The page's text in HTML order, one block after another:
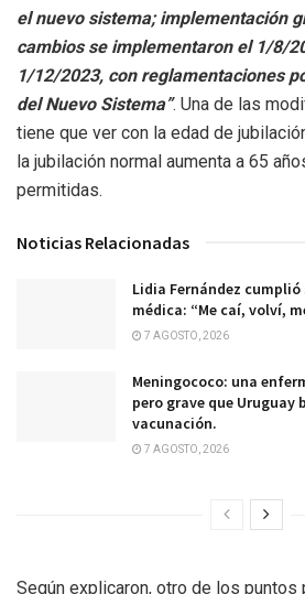
el nuevo sistema; implementación
cambios se implementaron el 1/8/
1/12/2023, con reglamentaciones
del Nuevo Sistema”. Una de las
tiene que ver con la edad de
la jubilación normal aumenta a 65
permitidas.
Noticias Relacionadas
Lidia Fernández
médica: “Me caí, volví,
7 AGOSTO, 2026
Meningococo: una
pero grave que Uruguay
vacunación.
7 AGOSTO, 2026
Según explicaron, otro de los puntos